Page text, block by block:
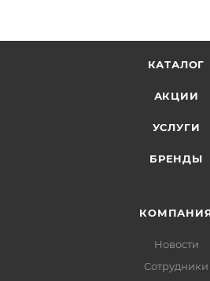
КАТАЛОГ
АКЦИИ
УСЛУГИ
БРЕНДЫ
Новости
Сотрудники